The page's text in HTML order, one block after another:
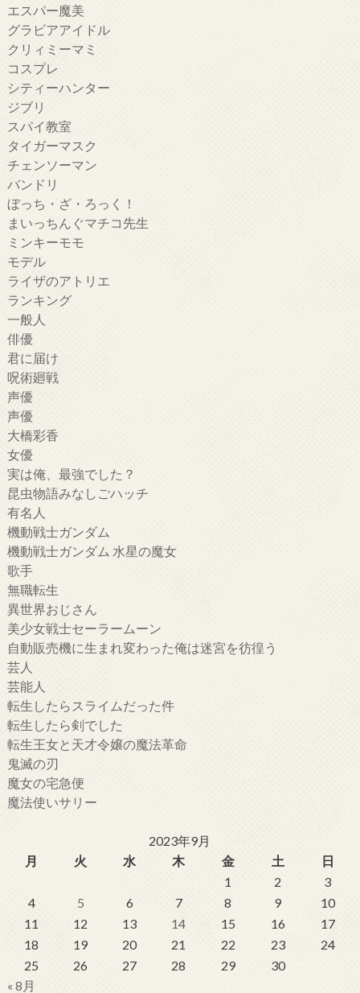
エスパー魔美
グラビアアイドル
クリィミーマミ
コスプレ
シティーハンター
ジブリ
スパイ教室
タイガーマスク
チェンソーマン
バンドリ
ぼっち・ざ・ろっく！
まいっちんぐマチコ先生
ミンキーモモ
モデル
ライザのアトリエ
ランキング
一般人
俳優
君に届け
呪術廻戦
声優
声優
大橋彩香
女優
実は俺、最強でした？
昆虫物語みなしごハッチ
有名人
機動戦士ガンダム
機動戦士ガンダム 水星の魔女
歌手
無職転生
異世界おじさん
美少女戦士セーラームーン
自動販売機に生まれ変わった俺は迷宮を彷徨う
芸人
芸能人
転生したらスライムだった件
転生したら剣でした
転生王女と天才令嬢の魔法革命
鬼滅の刃
魔女の宅急便
魔法使いサリー
2023年9月
月
火 水 木 金 土
日
1
2
3
4
5 6 7 8 9
10
11
12 13 14 15 16
17
18
19 20 21 22 23
24
25
26 27 28 29
30
« 8月